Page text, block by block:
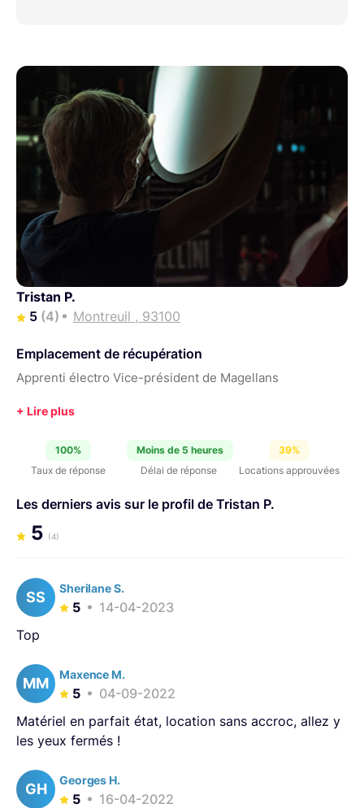
Tristan P.
5 (4) Montreuil , 93100
Emplacement de récupération
Apprenti électro Vice-président de Magellans
100%
Taux de réponse
Moins de 5 heures
Délai de réponse
39%
Locations approuvées
Les derniers avis sur le profil de Tristan P.
5 (4)
SS
Sherilane S.
5
14-04-2023
Top
MM
Maxence M.
5
04-09-2022
Matériel en parfait état, location sans accroc, allez y
les yeux fermés !
GH
Georges H.
5
16-04-2022